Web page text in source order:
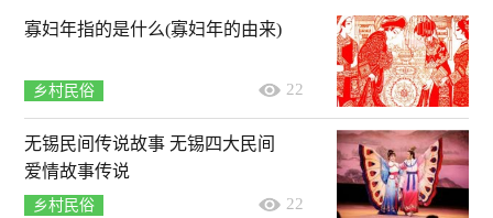
寡妇年指的是什么(寡妇年的由来)
乡村民俗 22
无锡民间传说故事 无锡四大民间
爱情故事传说
乡村民俗 22